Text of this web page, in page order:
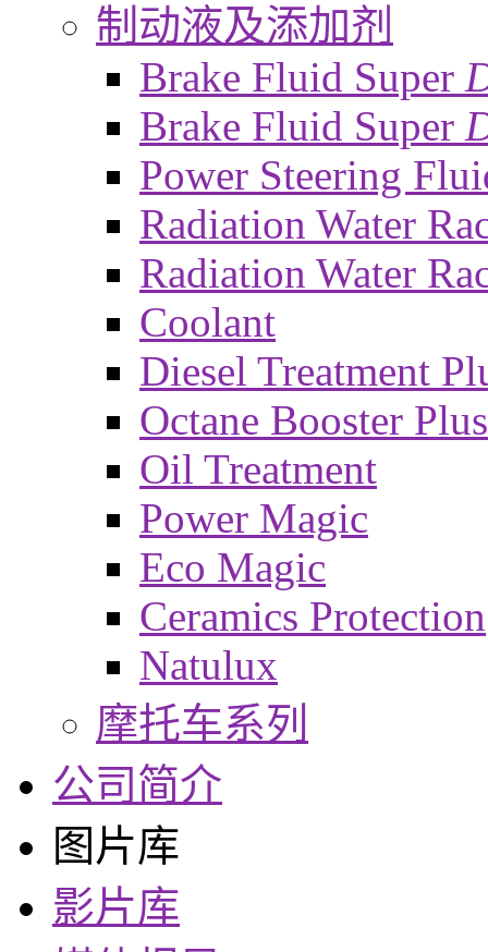
制动液及添加剂
Brake Fluid Super
Brake Fluid Super
Power Steering
Radiation Water
Radiation Water
Coolant
Diesel Treatment
Octane Booster Plus
Oil Treatment
Power Magic
Eco Magic
Ceramics Protection
Natulux
摩托车系列
公司简介
图片库
影片库